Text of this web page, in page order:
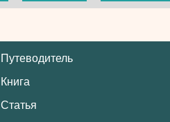
Путеводитель
Книга
Статья